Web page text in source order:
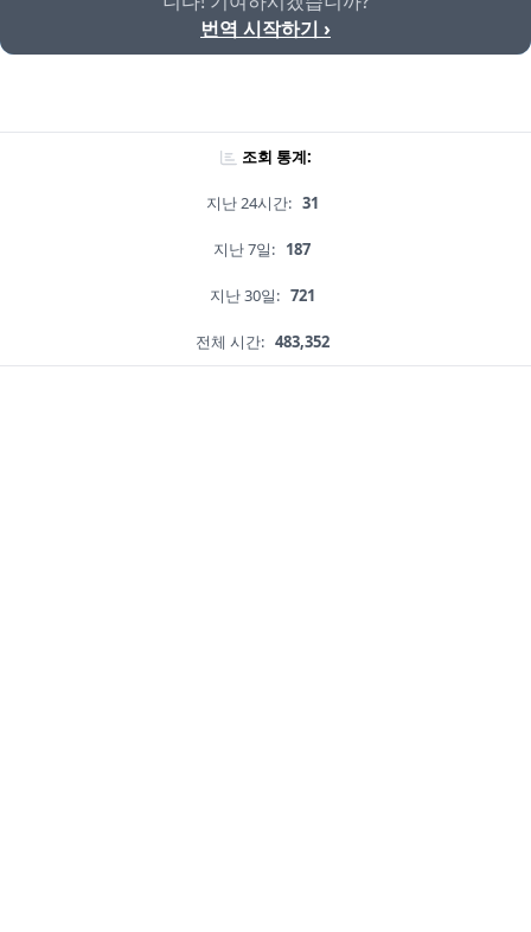
번역 시작하기 ›
조회 통계:
지난 24시간: 31
지난 7일: 187
지난 30일: 721
전체 시간: 483,352